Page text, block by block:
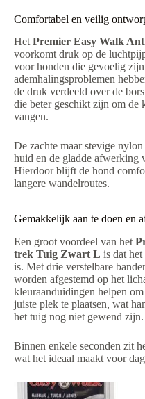
Comfortabel en veilig
Het Premier Easy Walk
voorkomt druk op de
voor honden die gevoelig
ademhalingsproblemen
de druk verdeeld over de
die beter geschikt zijn om de
vangen.
De zachte maar stevige
huid en de gladde afwerking
Hierdoor blijft de hond
langere wandelroutes.
Gemakkelijk aan te doen en
Een groot voordeel van het
trek Tuig Zwart L is dat
is. Met drie verstelbare
worden afgestemd op het
kleuraanduidingen helpen
juiste plek te plaatsen, wat
het tuig nog niet gewend zijn.
Binnen enkele seconden zit
wat het ideaal maakt voor